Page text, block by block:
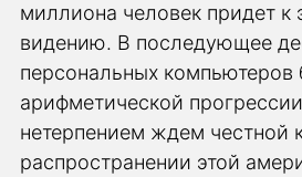
миллиона человек придет к
видению. В последующее
персональных компьютеров
арифметической
нетерпением ждем честной
распространении этой